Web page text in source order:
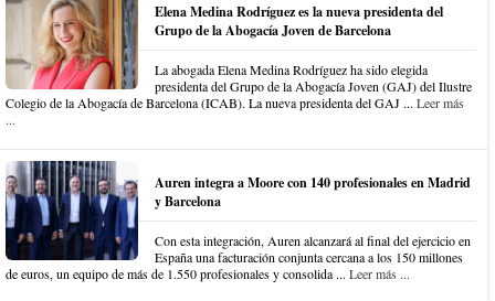
Elena Medina Rodríguez es la nueva presidenta del
Grupo de la Abogacía Joven de Barcelona
La abogada Elena Medina Rodríguez ha sido elegida
presidenta del Grupo de la Abogacía Joven (GAJ) del Ilustre
Colegio de la Abogacía de Barcelona (ICAB). La nueva presidenta del GAJ ... Leer más
...
Auren integra a Moore con 140 profesionales en Madrid
y Barcelona
Con esta integración, Auren alcanzará al final del ejercicio en
España una facturación conjunta cercana a los 150 millones
de euros, un equipo de más de 1.550 profesionales y consolida ... Leer más ...